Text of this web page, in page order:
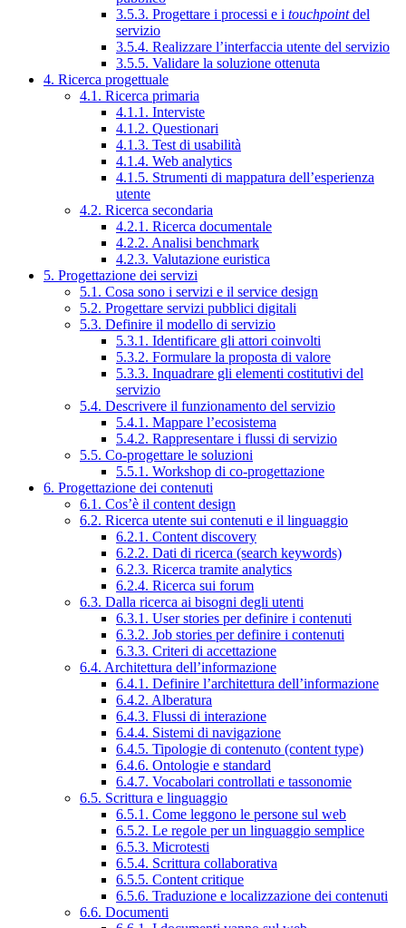
3.5.3. Progettare i processi e i touchpointdel
servizio
3.5.4. Realizzare l’interfaccia utente del servizio
3.5.5. Validare la soluzione ottenuta
4. Ricerca progettuale
4.1. Ricerca primaria
4.1.1. Interviste
4.1.2. Questionari
4.1.3. Test di usabilità
4.1.4. Web analytics
4.1.5. Strumenti di mappatura dell’esperienza
utente
4.2. Ricerca secondaria
4.2.1. Ricerca documentale
4.2.2. Analisi benchmark
4.2.3. Valutazione euristica
5. Progettazione dei servizi
5.1. Cosa sono i servizi e il service design
5.2. Progettare servizi pubblici digitali
5.3. Definire il modello di servizio
5.3.1. Identificare gli attori coinvolti
5.3.2. Formulare la proposta di valore
5.3.3. Inquadrare gli elementi costitutivi del
servizio
5.4. Descrivere il funzionamento del servizio
5.4.1. Mappare l’ecosistema
5.4.2. Rappresentare i flussi di servizio
5.5. Co-progettare le soluzioni
5.5.1. Workshop di co-progettazione
6. Progettazione dei contenuti
6.1. Cos’è il content design
6.2. Ricerca utente sui contenuti e il linguaggio
6.2.1. Content discovery
6.2.2. Dati di ricerca (search keywords)
6.2.3. Ricerca tramite analytics
6.2.4. Ricerca sui forum
6.3. Dalla ricerca ai bisogni degli utenti
6.3.1. User stories per definire i contenuti
6.3.2. Job stories per definire i contenuti
6.3.3. Criteri di accettazione
6.4. Architettura dell’informazione
6.4.1. Definire l’architettura dell’informazione
6.4.2. Alberatura
6.4.3. Flussi di interazione
6.4.4. Sistemi di navigazione
6.4.5. Tipologie di contenuto (content type)
6.4.6. Ontologie e standard
6.4.7. Vocabolari controllati e tassonomie
6.5. Scrittura e linguaggio
6.5.1. Come leggono le persone sul web
6.5.2. Le regole per un linguaggio semplice
6.5.3. Microtesti
6.5.4. Scrittura collaborativa
6.5.5. Content critique
6.5.6. Traduzione e localizzazione dei contenuti
6.6. Documenti